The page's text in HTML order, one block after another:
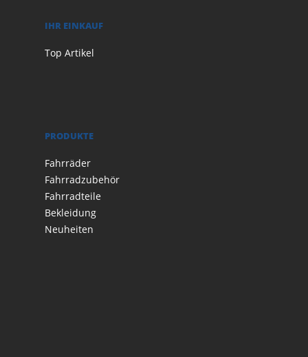
IHR EINKAUF
Top Artikel
PRODUKTE
Fahrräder
Fahrradzubehör
Fahrradteile
Bekleidung
Neuheiten